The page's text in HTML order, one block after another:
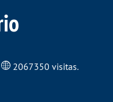
2067350 visitas.